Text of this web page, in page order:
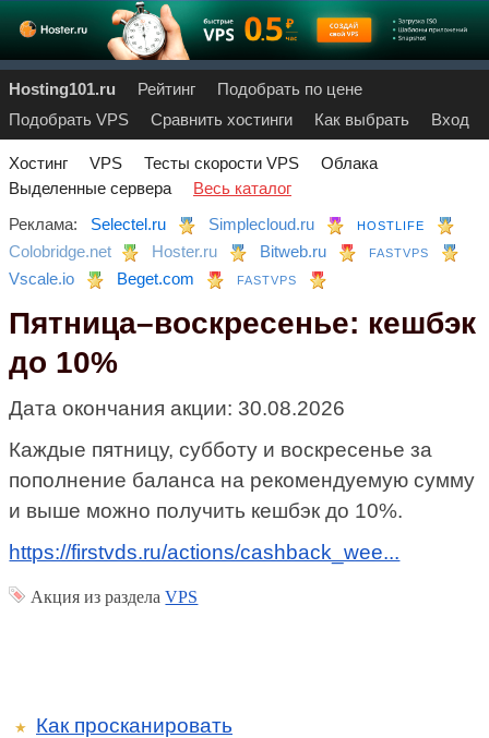
Hosting101.ru Рейтинг
Подобрать по цене
Подобрать VPS
Сравнить хостинги Как выбрать Вход
Хостинг VPS Тесты скорости VPS
Облака
Выделенные сервера
Весь каталог
Реклама:
Selectel.ru Simplecloud.ru HOSTLIFE
Colobridge.net Hoster.ru Bitweb.ru FASTVPS
Vscale.io Beget.com FASTVPS
Пятница–воскресенье: кешбэк
до 10%
Дата окончания акции: 30.08.2026
Каждые пятницу, субботу и воскресенье за
пополнение баланса на рекомендуемую сумму
и выше можно получить кешбэк до 10%.
https://firstvds.ru/actions/cashback_wee...
Акция из разделаVPS
★
Как просканировать